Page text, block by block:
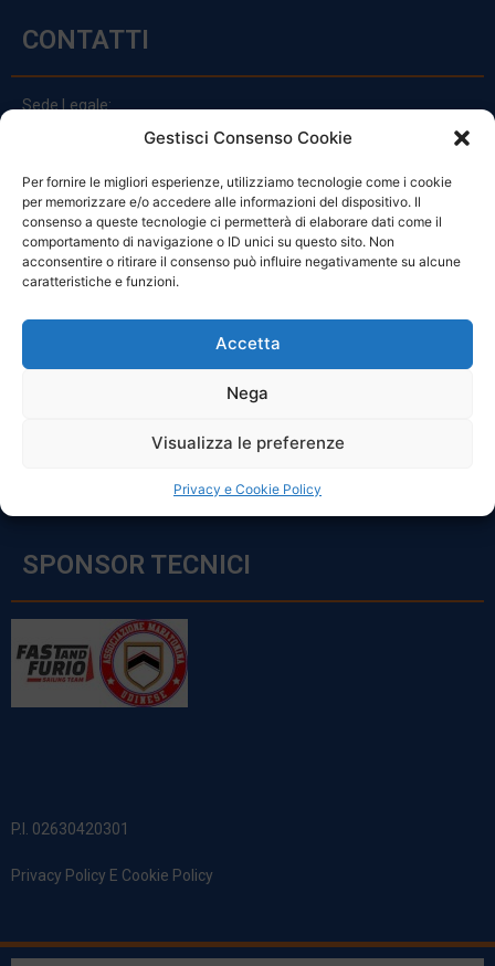
Gestisci Consenso Cookie
Per fornire le migliori esperienze, utilizziamo tecnologie come i cookie
per memorizzare e/o accedere alle informazioni del dispositivo. Il
consenso a queste tecnologie ci permetterà di elaborare dati come il
comportamento di navigazione o ID unici su questo sito. Non
acconsentire o ritirare il consenso può influire negativamente su alcune
caratteristiche e funzioni.
Accetta
Nega
Visualizza le preferenze
Privacy e Cookie Policy
CONTATTI
Sede Legale:
Via Principe Di Udine 144
clienti@officinefvg.it
info@officinefvg.it
posta@officinefvgpec.It
ORARI
Sabato: 8:00 – 12:00
SPONSOR TECNICI
P.I. 02630420301
Privacy Policy E Cookie Policy